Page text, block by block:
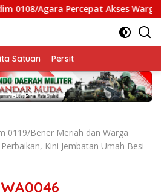
Agara Percepat Akses Warga Ds.
Satuan Persit
0119/Bener Meriah dan Warga
Kini Jembatan Umah Besi